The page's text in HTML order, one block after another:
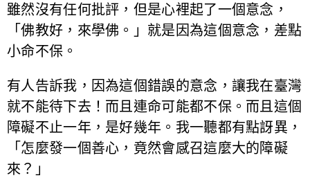
雖然沒有任何批評，但是心裡起了一個意念，
「佛教好，來學佛。」就是因為這個意念，差點
小命不保。
有人告訴我，因為這個錯誤的意念，讓我在臺灣
就不能待下去！而且連命可能都不保。而且這個
障礙不止一年，是好幾年。我一聽都有點訝異，
「怎麼發一個善心，竟然會感召這麼大的障礙
來？」